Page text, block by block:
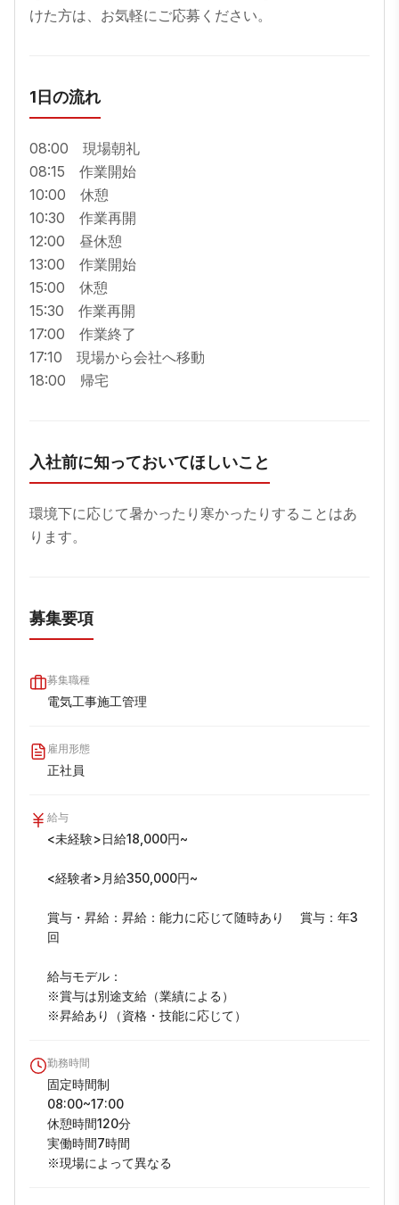
けた方は、お気軽にご応募ください。
1日の流れ
08:00　現場朝礼
08:15　作業開始
10:00　休憩
10:30　作業再開
12:00　昼休憩
13:00　作業開始
15:00　休憩
15:30　作業再開
17:00　作業終了
17:10　現場から会社へ移動
18:00　帰宅
入社前に知っておいてほしいこと
環境下に応じて暑かったり寒かったりすることはあ
ります。
募集要項
募集職種
電気工事施工管理
雇用形態
正社員
給与
<未経験>日給18,000円~
<経験者>月給350,000円~
賞与・昇給：昇給：能力に応じて随時あり　 賞与：年3
回
給与モデル：
※賞与は別途支給（業績による）
※昇給あり（資格・技能に応じて）
勤務時間
固定時間制
08:00~17:00
休憩時間120分
実働時間7時間
※現場によって異なる